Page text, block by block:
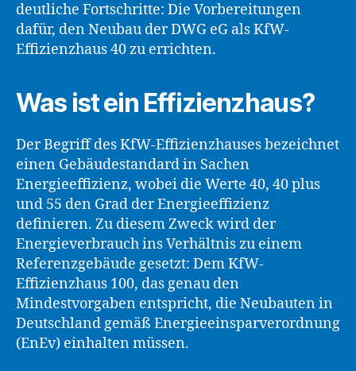
deutliche Fortschritte: Die Vorbereitungen
dafür, den Neubau der DWG eG als KfW-
Effizienzhaus 40 zu errichten.
Was ist ein Effizienzhaus?
Der Begriff des KfW-Effizienzhauses bezeichnet
einen Gebäudestandard in Sachen
Energieeffizienz, wobei die Werte 40, 40 plus
und 55 den Grad der Energieeffizienz
definieren. Zu diesem Zweck wird der
Energieverbrauch ins Verhältnis zu einem
Referenzgebäude gesetzt: Dem KfW-
Effizienzhaus 100, das genau den
Mindestvorgaben entspricht, die Neubauten in
Deutschland gemäß Energieeinsparverordnung
(EnEv) einhalten müssen.